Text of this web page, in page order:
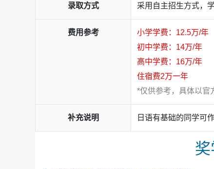
录取方式 采用自主招生方式，
费用参考
小学学费：12.5万/年
初中学费：14万/年
高中学费：16万/年
住宿费2万一年
*仅供参考，具体以官
补充说明 日语有基础的同学可